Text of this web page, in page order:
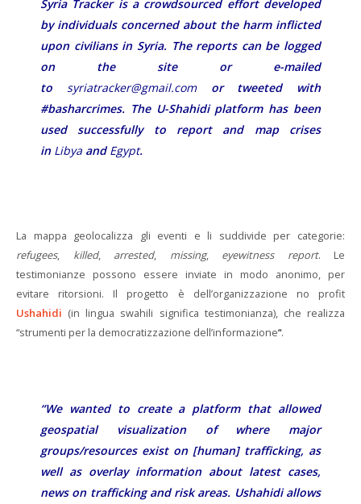
Syria Tracker is a crowdsourced effort developed
by individuals concerned about the harm inflicted
upon civilians in Syria. The reports can be logged
on the site or e-mailed
to syriatracker@gmail.comor tweeted with
#basharcrimes. The U-Shahidi platform has been
used successfully to report and map crises
in Libya and Egypt.
La mappa geolocalizza gli eventi e li suddivide per categorie:
refugees, killed, arrested, missing, eyewitness report. Le
testimonianze possono essere inviate in modo anonimo, per
evitare ritorsioni. Il progetto è dell’organizzazione no profit
Ushahidi (in lingua swahili significa testimonianza), che realizza
“strumenti per la democratizzazione dell’informazione“.
“We wanted to create a platform that allowed
geospatial visualization of where major
groups/resources exist on [human] trafficking, as
well as overlay information about latest cases,
news on trafficking and risk areas. Ushahidi allows